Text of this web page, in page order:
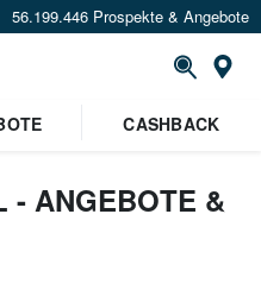
56.199.446 Prospekte & Angebote
CASHBACK
- ANGEBOTE &